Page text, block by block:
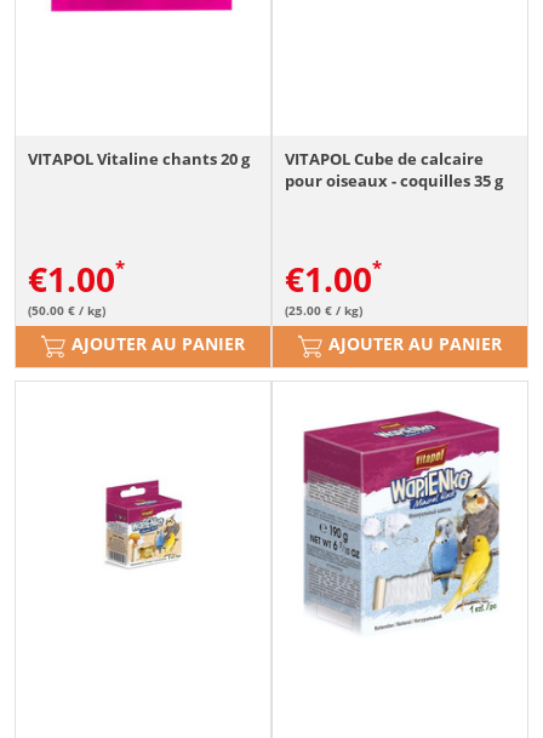
VITAPOL Vitaline chants 20 g
€1.00
(50.00 € / kg)
AJOUTER AU PANIER
VITAPOL Cube de calcaire
pour oiseaux - coquilles 35 g
€1.00
(25.00 € / kg)
AJOUTER AU PANIER